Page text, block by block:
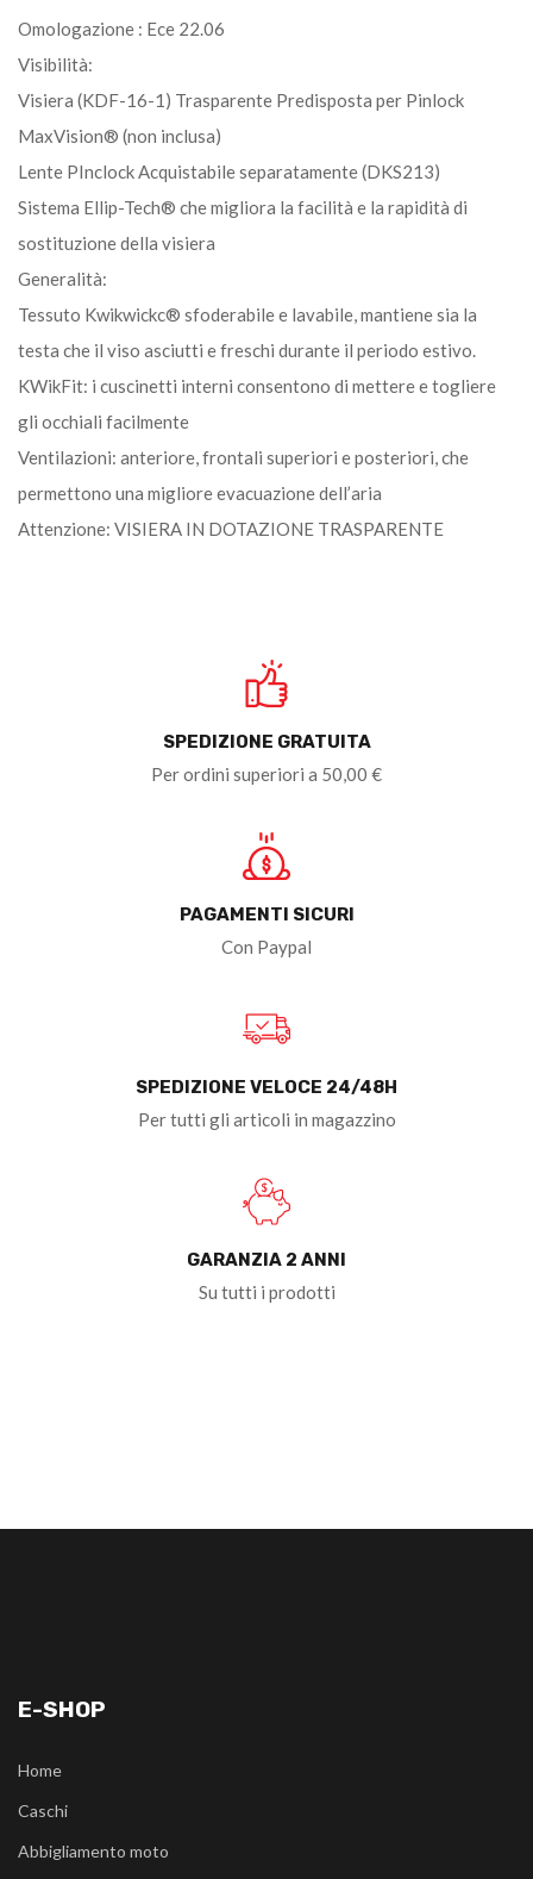
Omologazione : Ece 22.06
Visibilità:
Visiera (KDF-16-1) Trasparente Predisposta per Pinlock
MaxVision® (non inclusa)
Lente PInclock Acquistabile separatamente (DKS213)
Sistema Ellip-Tech® che migliora la facilità e la rapidità di
sostituzione della visiera
Generalità:
Tessuto Kwikwickc® sfoderabile e lavabile, mantiene sia la
testa che il viso asciutti e freschi durante il periodo estivo.
KWikFit: i cuscinetti interni consentono di mettere e togliere
gli occhiali facilmente
Ventilazioni: anteriore, frontali superiori e posteriori, che
permettono una migliore evacuazione dell’aria
Attenzione: VISIERA IN DOTAZIONE TRASPARENTE
SPEDIZIONE GRATUITA
Per ordini superiori a 50,00 €
PAGAMENTI SICURI
Con Paypal
SPEDIZIONE VELOCE 24/48H
Per tutti gli articoli in magazzino
GARANZIA 2 ANNI
Su tutti i prodotti
E-SHOP
Home
Caschi
Abbigliamento moto